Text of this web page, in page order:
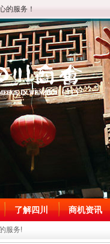
的服务！
服务!
了解四川 商机资讯